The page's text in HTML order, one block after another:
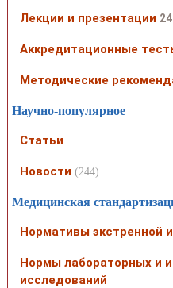
Лекции и презентации
Аккредитационные
Методические
Научно-популярное
Статьи
Новости (244)
Медицинская
Нормативы экстренной
Нормы лабораторных и
исследований